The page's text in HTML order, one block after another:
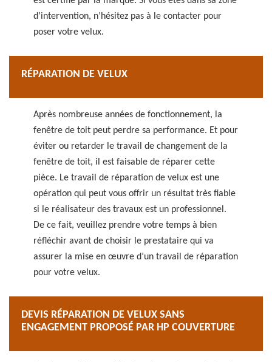
d’intervention, n’hésitez pas à le contacter pour
poser votre velux.
RÉPARATION DE VELUX
Après nombreuse années de fonctionnement, la
fenêtre de toit peut perdre sa performance. Et pour
éviter ou retarder le travail de changement de la
fenêtre de toit, il est faisable de réparer cette
pièce. Le travail de réparation de velux est une
opération qui peut vous offrir un résultat très fiable
si le réalisateur des travaux est un professionnel.
De ce fait, veuillez prendre votre temps à bien
réfléchir avant de choisir le prestataire qui va
assurer la mise en œuvre d’un travail de réparation
pour votre velux.
DEVIS RÉPARATION DE VELUX SANS
ENGAGEMENT PROPOSÉ PAR HP COUVERTURE